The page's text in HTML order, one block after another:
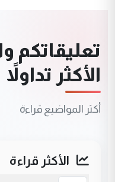
تعليقاتكم
الأكثر تداولاً
أكثر المواضيع قراءة
الأكثر قراءة